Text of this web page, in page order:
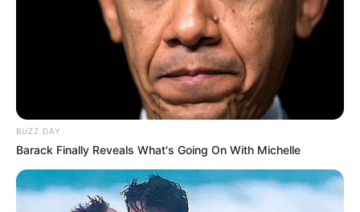
BUZZ DAY
Barack Finally Reveals What's Going On With Michelle